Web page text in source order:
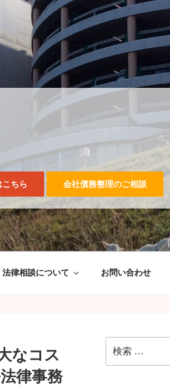
。
こちら 会社債務整理のご相談
法律相談について お問い合わせ
なコス
律事務
索: